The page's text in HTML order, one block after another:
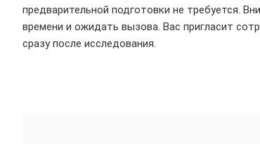
предварительной подготовки не требуется.
времени и ожидать вызова. Вас пригласит
сразу после исследования.